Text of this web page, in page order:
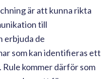
är att kunna rikta
till
erbjuda de
som kan identifieras ett
kommer därför som